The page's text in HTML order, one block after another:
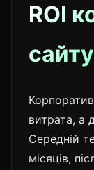
ROI
сайту
витрата, а
Середній
місяців,